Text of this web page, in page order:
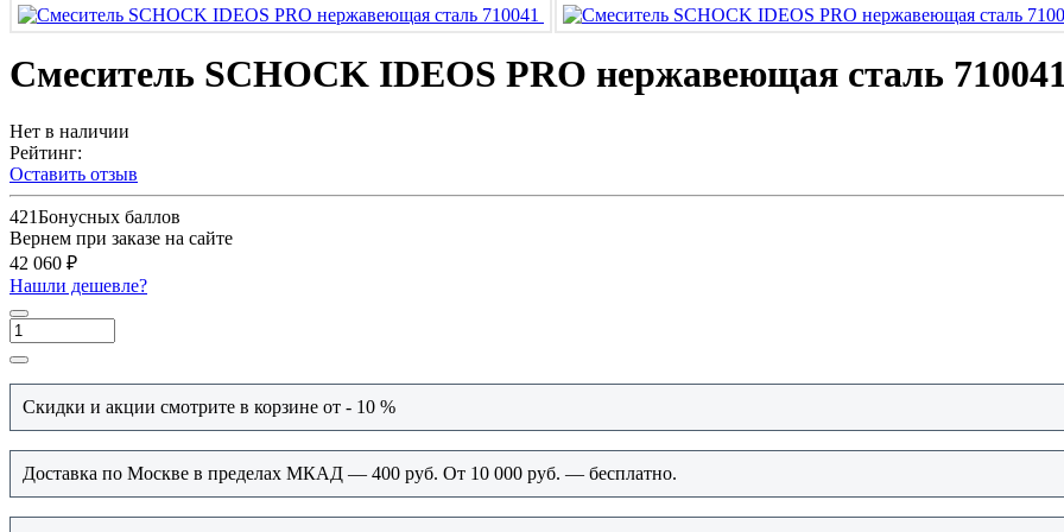
Смеситель SCHOCK IDEOS PRO нержавеющая сталь
Нет в наличии
Рейтинг:
Оставить отзыв
421Бонусных баллов
Вернем при заказе на сайте
42 060 ₽
Нашли дешевле?
Скидки и акции смотрите в корзине от - 10 %
Доставка по Москве в пределах МКАД — 400 руб. От 10 000 руб. — бесплатно.